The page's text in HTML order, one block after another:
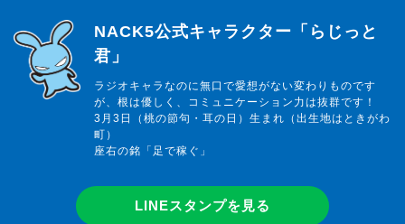
らじっと君
NACK5公式キャラクター「らじっと
君」
ラジオキャラなのに無口で愛想がない変わりものです
が、根は優しく、コミュニケーション力は抜群です！
3月3日（桃の節句・耳の日）生まれ（出生地はときがわ
町）
座右の銘「足で稼ぐ」
LINEスタンプを見る